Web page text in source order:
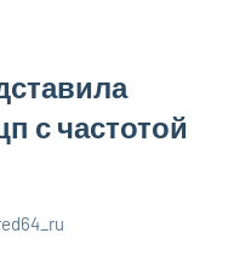
с частотой